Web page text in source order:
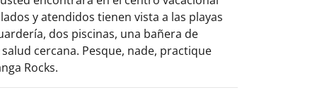
y atendidos tienen vista a las playas
dos piscinas, una bañera de
cercana. Pesque, nade, practique
Rocks.